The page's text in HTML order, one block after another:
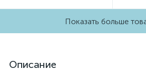
Показать больше
Описание